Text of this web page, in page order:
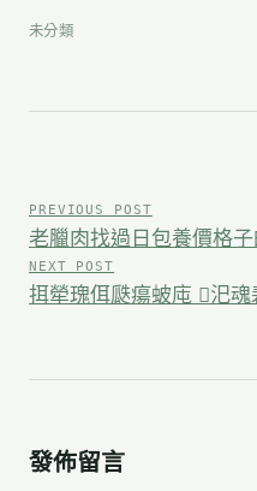
未分類
章
導
PREVIOUS POST
老臘肉找過日包養價格子
NEXT POST
挕犖瑰佴瓞瘍蚾庉 汜
發佈留言